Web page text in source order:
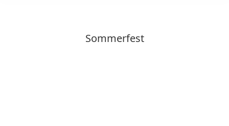
Sommerfest